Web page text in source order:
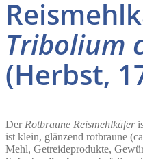
Tribolium
(Herbst,
DerRotbraune Reismehlkäfer
ist klein, glänzend rotbraune
Mehl, Getreideprodukte,